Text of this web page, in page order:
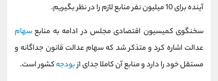
آینده برای 10 میلیون نفر منابع لازم را در نظر بگیریم.
سخنگوی کمیسیون اقتصادی مجلس در ادامه به منابع سهام
عدالت اشاره کرد و متذکر شد که سهام عدالت قانون جداگانه و
مستقل خود را دارد و منابع آن کاملا جدای ازبودجهکشور است.
کانال تلگرام @alirezamehrabi_com